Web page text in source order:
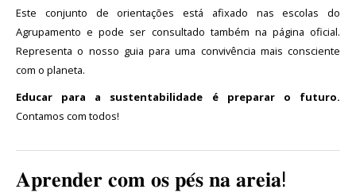
Este conjunto de orientações está afixado nas escolas do
Agrupamento e pode ser consultado também na página oficial.
Representa o nosso guia para uma convivência mais consciente
com o planeta.
Educar para a sustentabilidade é preparar o futuro.
Contamos com todos!
𝐀𝐩𝐫𝐞𝐧𝐝𝐞𝐫 𝐜𝐨𝐦 𝐨𝐬 𝐩𝐞́𝐬 𝐧𝐚 𝐚𝐫𝐞𝐢𝐚!